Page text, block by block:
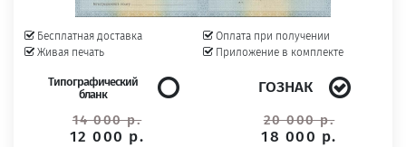
Бесплатная доставка
Живая печать
Оплата при получении
Приложение в комплекте
Типографический
бланк
14 000 р.
12 000 р.
ГОЗНАК
20 000 р.
18 000 р.